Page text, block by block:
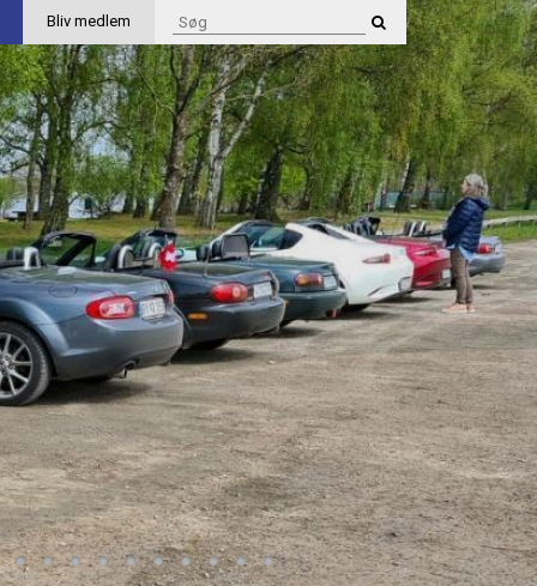
Bliv medlem